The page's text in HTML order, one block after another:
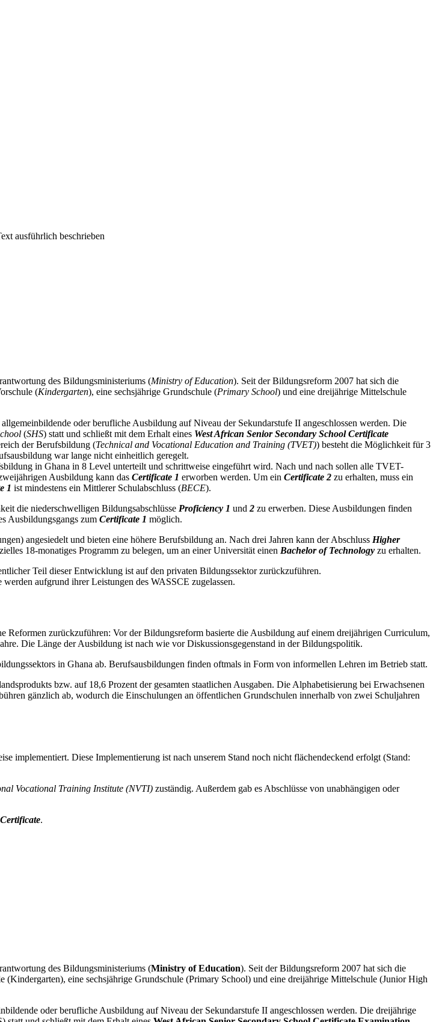
des Bildungsministeriums (Ministry of Education). Seit der Bildungsreform 2007 hat sich die
(Kindergarten), eine sechsjährige Grundschule (Primary School) und eine dreijährige Mittelschule
oder berufliche Ausbildung auf Niveau der Sekundarstufe II angeschlossen werden. Die
(SHS) statt und schließt mit dem Erhalt eines West African Senior Secondary School Certificate
der Berufsbildung (Technical and Vocational Education and Training (TVET)) besteht die Möglichkeit für 3
war lange nicht einheitlich geregelt.
in Ghana in 8 Level unterteilt und schrittweise eingeführt wird. Nach und nach sollen alle TVET-
Ausbildung kann das Certificate 1 erworben werden. Um ein Certificate 2 zu erhalten, muss ein
1 ist mindestens ein Mittlerer Schulabschluss (BECE).
die niederschwelligen Bildungsabschlüsse Proficiency 1 und 2 zu erwerben. Diese Ausbildungen finden
Ausbildungsgangs zum Certificate 1 möglich.
angesiedelt und bieten eine höhere Berufsbildung an. Nach drei Jahren kann der Abschluss Higher
18-monatiges Programm zu belegen, um an einer Universität einen Bachelor of Technology zu erhalten.
Teil dieser Entwicklung ist auf den privaten Bildungssektor zurückzuführen.
aufgrund ihrer Leistungen des WASSCE zugelassen.
zurückzuführen: Vor der Bildungsreform basierte die Ausbildung auf einem dreijährigen Curriculum,
Die Länge der Ausbildung ist nach wie vor Diskussionsgegenstand in der Bildungspolitik.
in Ghana ab. Berufsausbildungen finden oftmals in Form von informellen Lehren im Betrieb statt.
bzw. auf 18,6 Prozent der gesamten staatlichen Ausgaben. Die Alphabetisierung bei Erwachsenen
gänzlich ab, wodurch die Einschulungen an öffentlichen Grundschulen innerhalb von zwei Schuljahren
implementiert. Diese Implementierung ist nach unserem Stand noch nicht flächendeckend erfolgt (Stand:
Vocational Training Institute (NVTI) zuständig. Außerdem gab es Abschlüsse von unabhängigen oder
.
des Bildungsministeriums (Ministry of Education). Seit der Bildungsreform 2007 hat sich die
eine sechsjährige Grundschule (Primary School) und eine dreijährige Mittelschule (Junior High
oder berufliche Ausbildung auf Niveau der Sekundarstufe II angeschlossen werden. Die dreijährige